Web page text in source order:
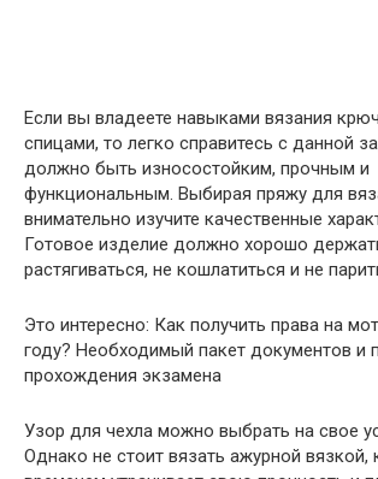
Если вы владеете навыками вязания
спицами, то легко справитесь с данной
должно быть износостойким, прочным и
функциональным. Выбирая пряжу для
внимательно изучите качественные
Готовое изделие должно хорошо
растягиваться, не кошлатиться и не
Это интересно: Как получить права на
году? Необходимый пакет документов и
прохождения экзамена
Узор для чехла можно выбрать на свое
Однако не стоит вязать ажурной вязкой,